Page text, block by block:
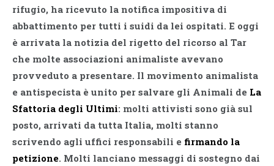
rifugio, ha ricevuto la notifica impositiva di
abbattimento per tutti i suidi da lei ospitati. E oggi
è arrivata la notizia del rigetto del ricorso al Tar
che molte associazioni animaliste avevano
provveduto a presentare. Il movimento animalista
e antispecista è unito per salvare gli Animali de La
Sfattoria degli Ultimi: molti attivisti sono già sul
posto, arrivati da tutta Italia, molti stanno
scrivendo agli uffici responsabili e firmando la
petizione. Molti lanciano messaggi di sostegno dai